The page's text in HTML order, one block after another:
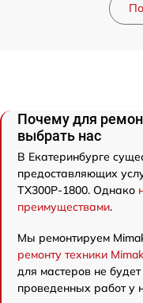
Почему для
выбрать нас
В Екатеринбурге
предоставляющих
TX300P-1800. Однако
преимуществами.
Мы ремонтируем
ремонту техники
для мастеров не
проведенных работ у